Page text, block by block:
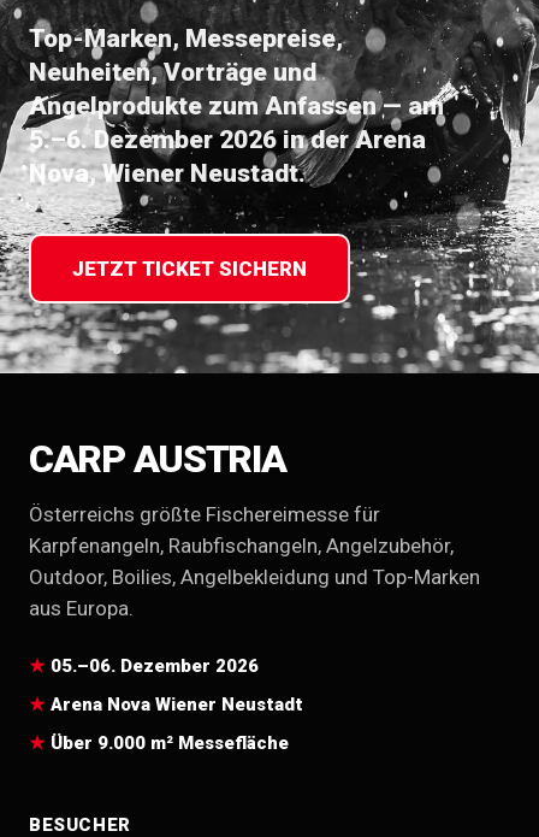
Top-Marken, Messepreise,
Neuheiten, Vorträge und
Angelprodukte zum Anfassen — am
5.–6. Dezember 2026 in der Arena
Nova, Wiener Neustadt.
JETZT TICKET SICHERN
CARP AUSTRIA
Österreichs größte Fischereimesse für
Karpfenangeln, Raubfischangeln, Angelzubehör,
Outdoor, Boilies, Angelbekleidung und Top-Marken
aus Europa.
05.–06. Dezember 2026
Arena Nova Wiener Neustadt
Über 9.000 m² Messefläche
BESUCHER